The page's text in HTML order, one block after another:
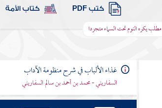
كتب PDF كتاب الأمة
مطلب يكره النوم تحت السماء متجردا
غذاء الألباب في شرح منظومة الآداب
السفاريني - محمد بن أحمد بن سالم السفاريني